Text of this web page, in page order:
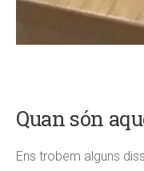
Quan són
Ens trobem alguns